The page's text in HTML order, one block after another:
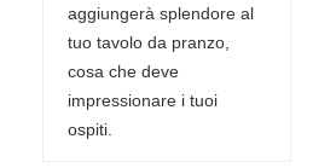
aggiungerà splendore al
tuo tavolo da pranzo,
cosa che deve
impressionare i tuoi
ospiti.